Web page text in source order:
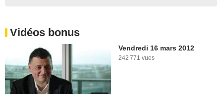
Vidéos bonus
Vendredi 16 mars 2012
242 771 vues